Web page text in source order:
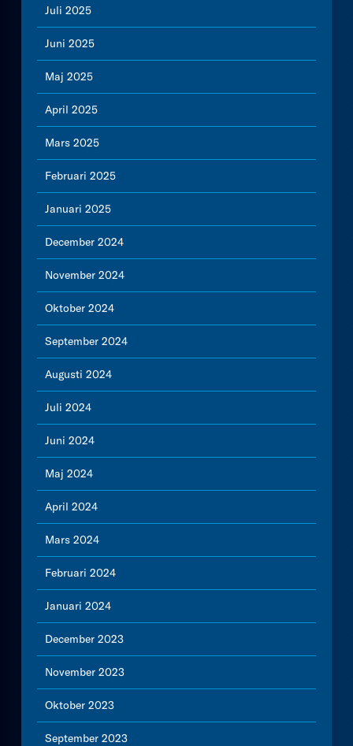
Juli 2025
Juni 2025
Maj 2025
April 2025
Mars 2025
Februari 2025
Januari 2025
December 2024
November 2024
Oktober 2024
September 2024
Augusti 2024
Juli 2024
Juni 2024
Maj 2024
April 2024
Mars 2024
Februari 2024
Januari 2024
December 2023
November 2023
Oktober 2023
September 2023